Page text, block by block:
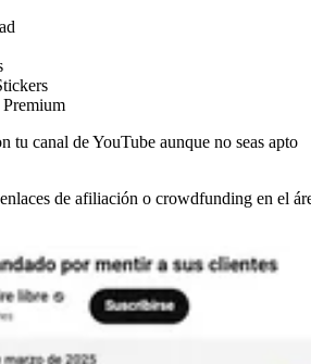
Premium
tu canal de YouTube aunque no seas apto
de afiliación o crowdfunding en el